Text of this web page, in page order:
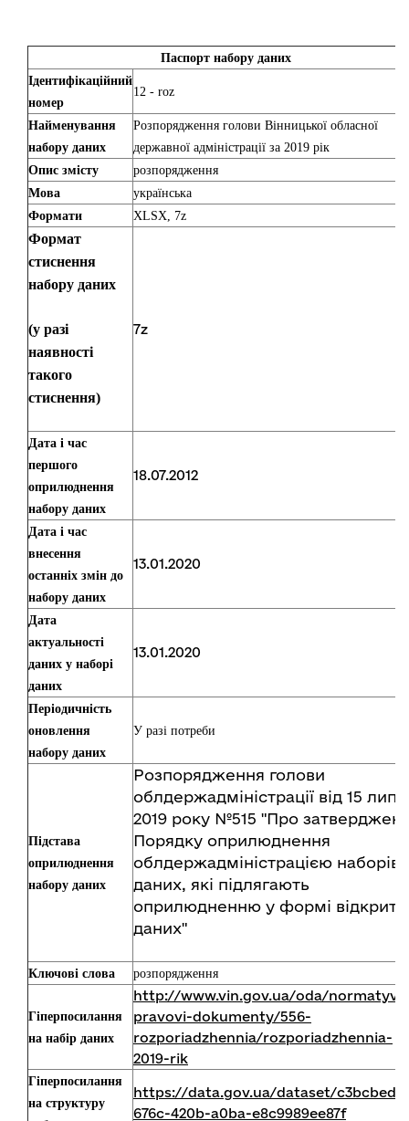
Паспорт набору даних
Ідентифікаційний
номер
12 - roz
Найменування
набору даних
Розпорядження голови Вінницької обласної
державної адміністрації за 2019 рік
Опис змісту
розпорядження
Мова
українська
Формати
XLSX, 7z
Формат
стиснення
набору даних
(у разі
наявності
такого
стиснення)
7z
Дата і час
першого
оприлюднення
набору даних
18.07.2012
Дата і час
внесення
останніх змін до
набору даних
13.01.2020
Дата
актуальності
даних у наборі
даних
13.01.2020
Періодичність
оновлення
набору даних
У разі потреби
Підстава
оприлюднення
набору даних
Розпорядження голови
облдержадміністрації від 15
2019 року №515 "Про
Порядку оприлюднення
облдержадміністрацією наборів
даних, які підлягають
оприлюдненню у формі
даних"
Ключові слова розпорядження
Гіперпосилання
на набір даних
http://www.vin.gov.ua/oda/
pravovi-dokumenty/556-
rozporiadzhennia/rozporiadzhennia-
2019-rik
Гіперпосилання
на структуру
https://data.gov.ua/dataset/
676c-420b-a0ba-e8c9989ee87f